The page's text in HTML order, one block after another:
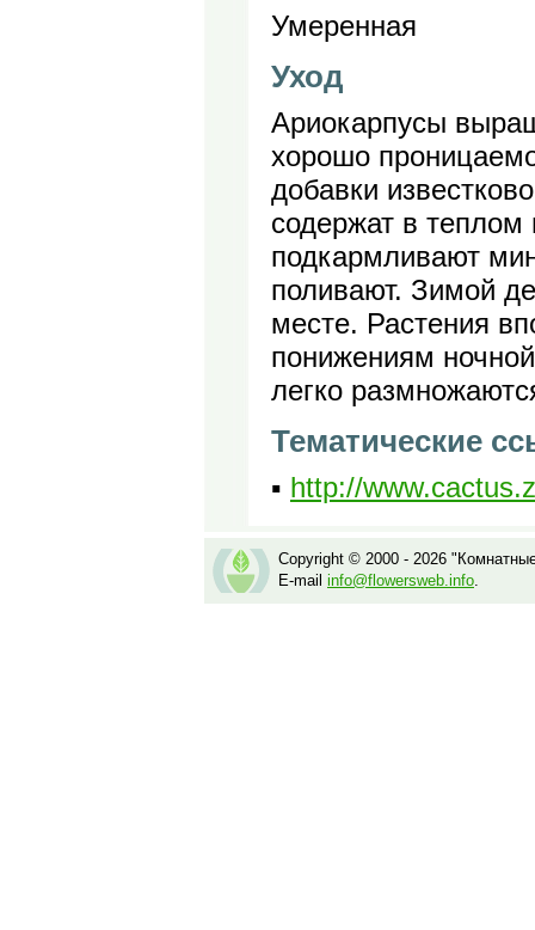
Умеренная
Уход
Ариокарпусы
хорошо
добавки
содержат в
подкармливают
поливают. Зимой
месте. Растения
понижениям
легко
Тематические
▪ http://
Copyright © 2000 - 2026
E-mail info@flowersweb.info.